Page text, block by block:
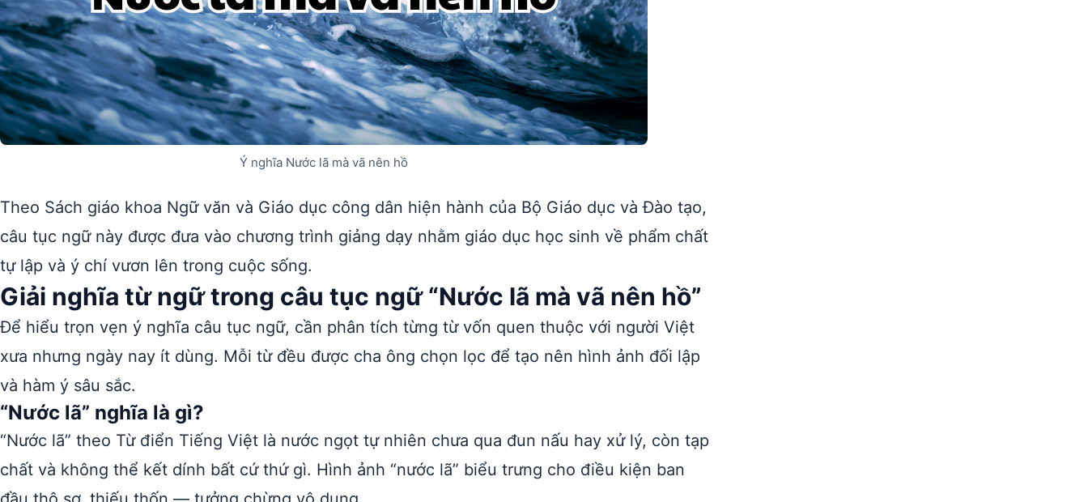
Ý nghĩa Nước lã mà vã nên hồ
Theo Sách giáo khoa Ngữ văn và Giáo dục công dân hiện hành của Bộ Giáo dục và Đào tạo,
câu tục ngữ này được đưa vào chương trình giảng dạy nhằm giáo dục học sinh về phẩm chất
tự lập và ý chí vươn lên trong cuộc sống.
Giải nghĩa từ ngữ trong câu tục ngữ “Nước lã mà vã nên hồ”
Để hiểu trọn vẹn ý nghĩa câu tục ngữ, cần phân tích từng từ vốn quen thuộc với người Việt
xưa nhưng ngày nay ít dùng. Mỗi từ đều được cha ông chọn lọc để tạo nên hình ảnh đối lập
và hàm ý sâu sắc.
“Nước lã” nghĩa là gì?
“Nước lã” theo Từ điển Tiếng Việt là nước ngọt tự nhiên chưa qua đun nấu hay xử lý, còn tạp
chất và không thể kết dính bất cứ thứ gì. Hình ảnh “nước lã” biểu trưng cho điều kiện ban